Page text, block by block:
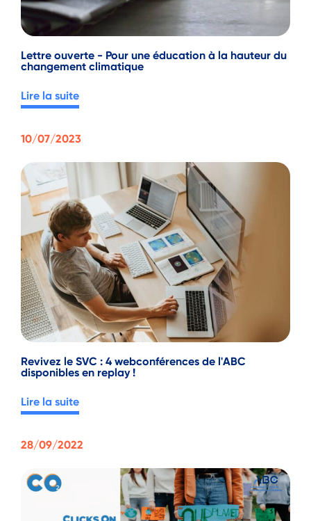
Lettre ouverte - Pour une éducation à la hauteur du
changement climatique
Lire la suite
10/07/2023
Revivez le SVC : 4 webconférences de l'ABC
disponibles en replay !
Lire la suite
28/09/2022